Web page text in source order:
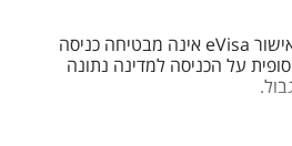
אינה מבטיחה כניסה
על הכניסה למדינה נתונה
.